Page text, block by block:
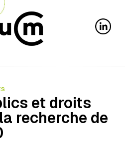
et droits
recherche de